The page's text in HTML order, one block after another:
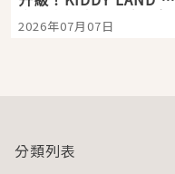
宿店吉伊卡哇迎客，新
開幕 OMOKADO 店3分
2026年07月07日
分類列表